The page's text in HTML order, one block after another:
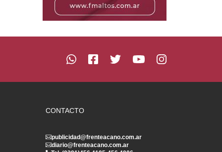
CONTACTO
publicidad@frenteacano.com.ar
diario@frenteacano.com.ar